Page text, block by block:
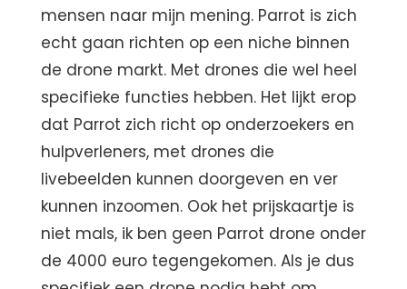
mensen naar mijn mening. Parrot is zich
echt gaan richten op een niche binnen
de drone markt. Met drones die wel heel
specifieke functies hebben. Het lijkt erop
dat Parrot zich richt op onderzoekers en
hulpverleners, met drones die
livebeelden kunnen doorgeven en ver
kunnen inzoomen. Ook het prijskaartje is
niet mals, ik ben geen Parrot drone onder
de 4000 euro tegengekomen. Als je dus